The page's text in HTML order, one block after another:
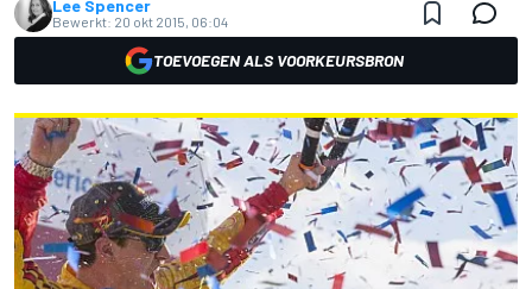
Lee Spencer
Bewerkt: 20 okt 2015, 06:04
TOEVOEGEN ALS VOORKEURSBRON